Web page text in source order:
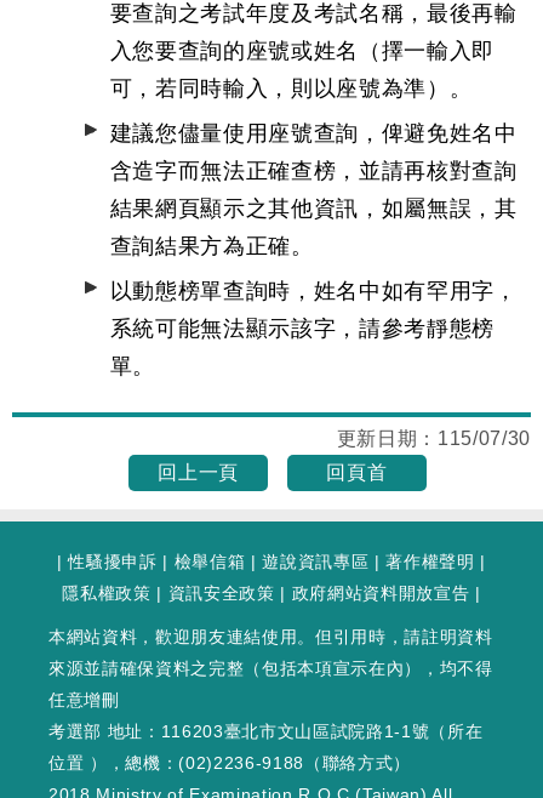
要查詢之考試年度及考試名稱，最後再輸
入您要查詢的座號或姓名（擇一輸入即
可，若同時輸入，則以座號為準）。
建議您儘量使用座號查詢，俾避免姓名中
含造字而無法正確查榜，並請再核對查詢
結果網頁顯示之其他資訊，如屬無誤，其
查詢結果方為正確。
以動態榜單查詢時，姓名中如有罕用字，
系統可能無法顯示該字，請參考靜態榜
單。
更新日期： 115/07/30
回上一頁
回頁首
|性騷擾申訴 | 檢舉信箱 |遊說資訊專區 |著作權聲明 |
隱私權政策 | 資訊安全政策 | 政府網站資料開放宣告 |
本網站資料，歡迎朋友連結使用。但引用時，請註明資料
來源並請確保資料之完整（包括本項宣示在內），均不得
任意增刪
考選部 地址：116203臺北市文山區試院路1-1號（ 所在
位置 ），總機：(02)2236-9188（聯絡方式）